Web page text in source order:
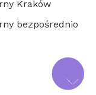
Kraków
bezpośrednio